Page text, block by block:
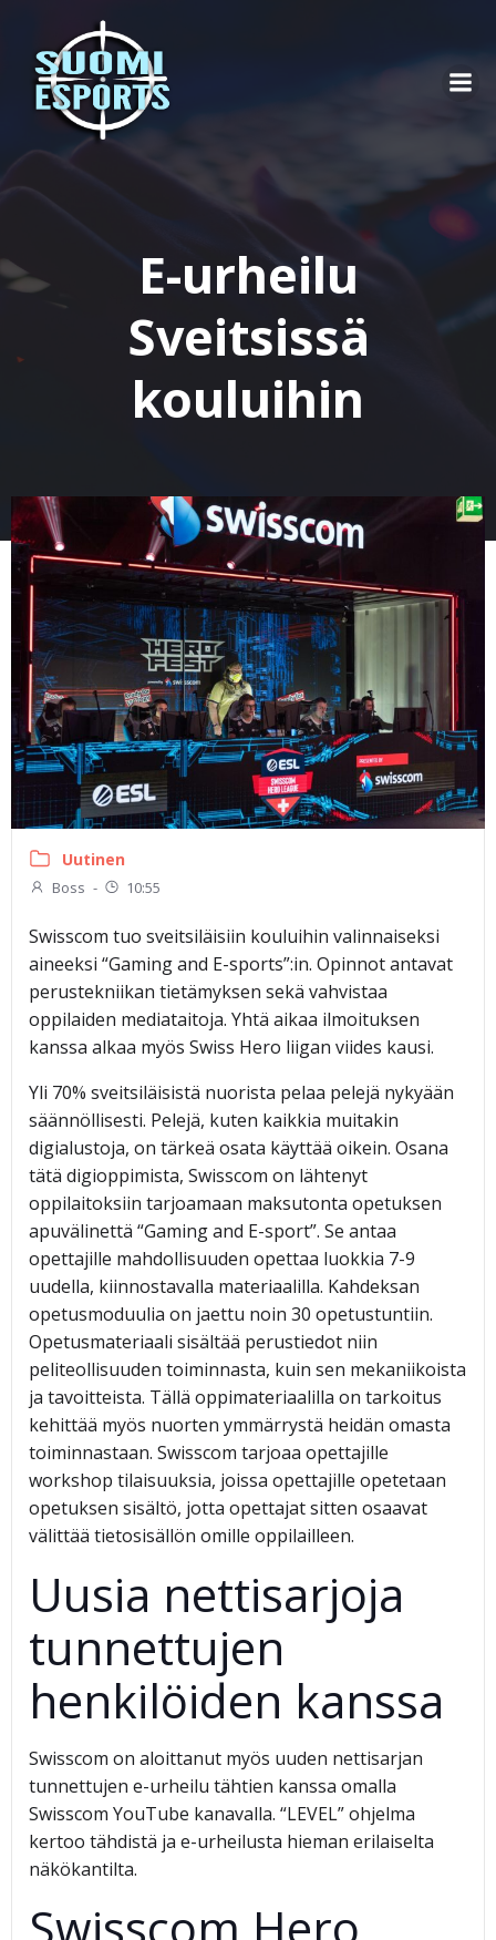
E-urheilu
Sveitsissä
kouluihin
Uutinen
Boss - 10:55
Swisscom tuo sveitsiläisiin kouluihin valinnaiseksi
aineeksi “Gaming and E-sports”:in. Opinnot antavat
perustekniikan tietämyksen sekä vahvistaa
oppilaiden mediataitoja. Yhtä aikaa ilmoituksen
kanssa alkaa myös Swiss Hero liigan viides kausi.
Yli 70% sveitsiläisistä nuorista pelaa pelejä nykyään
säännöllisesti. Pelejä, kuten kaikkia muitakin
digialustoja, on tärkeä osata käyttää oikein. Osana
tätä digioppimista, Swisscom on lähtenyt
oppilaitoksiin tarjoamaan maksutonta opetuksen
apuvälinettä “Gaming and E-sport”. Se antaa
opettajille mahdollisuuden opettaa luokkia 7-9
uudella, kiinnostavalla materiaalilla. Kahdeksan
opetusmoduulia on jaettu noin 30 opetustuntiin.
Opetusmateriaali sisältää perustiedot niin
peliteollisuuden toiminnasta, kuin sen mekaniikoista
ja tavoitteista. Tällä oppimateriaalilla on tarkoitus
kehittää myös nuorten ymmärrystä heidän omasta
toiminnastaan. Swisscom tarjoaa opettajille
workshop tilaisuuksia, joissa opettajille opetetaan
opetuksen sisältö, jotta opettajat sitten osaavat
välittää tietosisällön omille oppilailleen.
Uusia nettisarjoja
tunnettujen
henkilöiden kanssa
Swisscom on aloittanut myös uuden nettisarjan
tunnettujen e-urheilu tähtien kanssa omalla
Swisscom YouTube kanavalla. “LEVEL” ohjelma
kertoo tähdistä ja e-urheilusta hieman erilaiselta
näkökantilta.
Swisscom Hero